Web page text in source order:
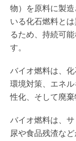
物）を原料に製
いる化石燃料と
るため、持続可
す。
バイオ燃料は、化
環境対策、エネ
性化、そして廃棄
バイオ燃料は、
尿や食品残渣な